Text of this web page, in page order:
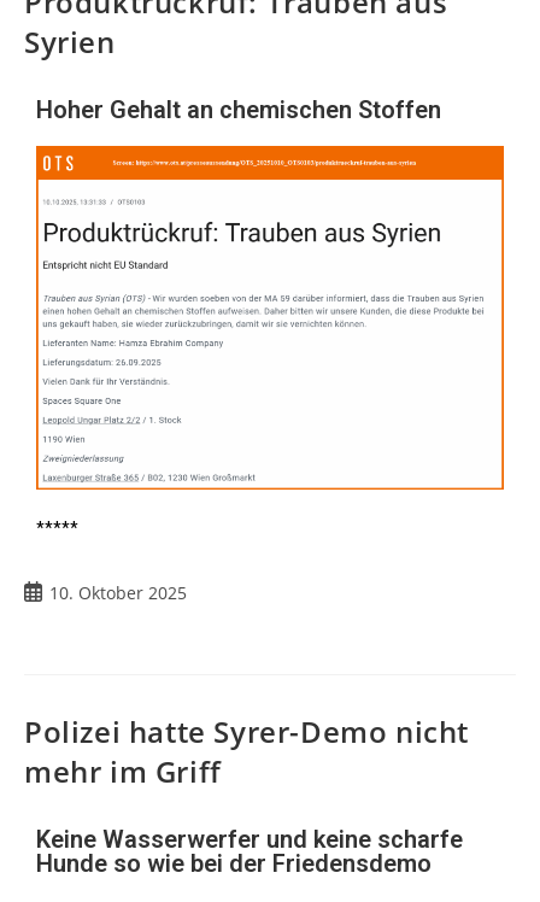
Syrien
Hoher Gehalt an chemischen Stoffen
*****
10. Oktober 2025
Polizei hatte Syrer-Demo nicht
mehr im Griff
Keine Wasserwerfer und keine scharfe
Hunde so wie bei der Friedensdemo